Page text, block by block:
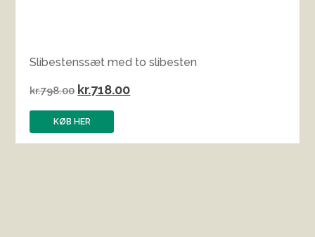
Slibestenssæt med to slibesten
kr.798.00 Den
pris
var:
kr.718.00Den
er:
KØB HER